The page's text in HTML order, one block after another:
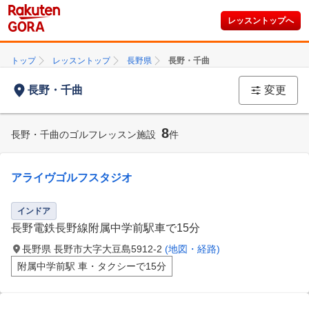
レッスントップへ
トップ レッスントップ 長野県 長野・千曲
長野・千曲 変更
長野・千曲のゴルフレッスン施設 8件
アライヴゴルフスタジオ
インドア
長野電鉄長野線附属中学前駅車で15分
長野県 長野市大字大豆島5912-2 (地図・経路)
附属中学前駅 車・タクシーで15分